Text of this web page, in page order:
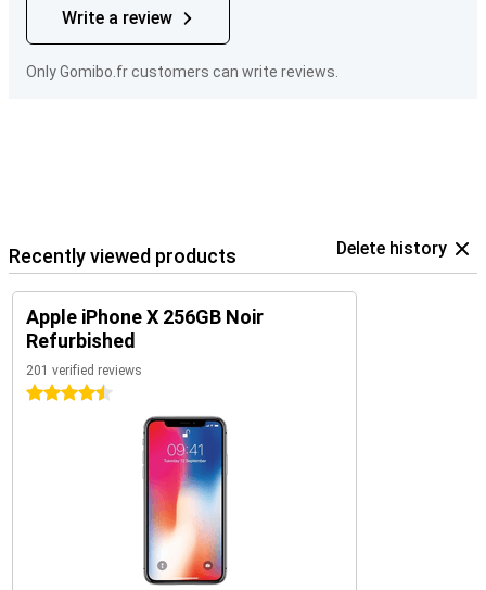
Write a review
Only Gomibo.fr customers can write reviews.
Recently viewed products Delete history
Apple iPhone X 256GB Noir
Refurbished
201 verified reviews
4.5 stars